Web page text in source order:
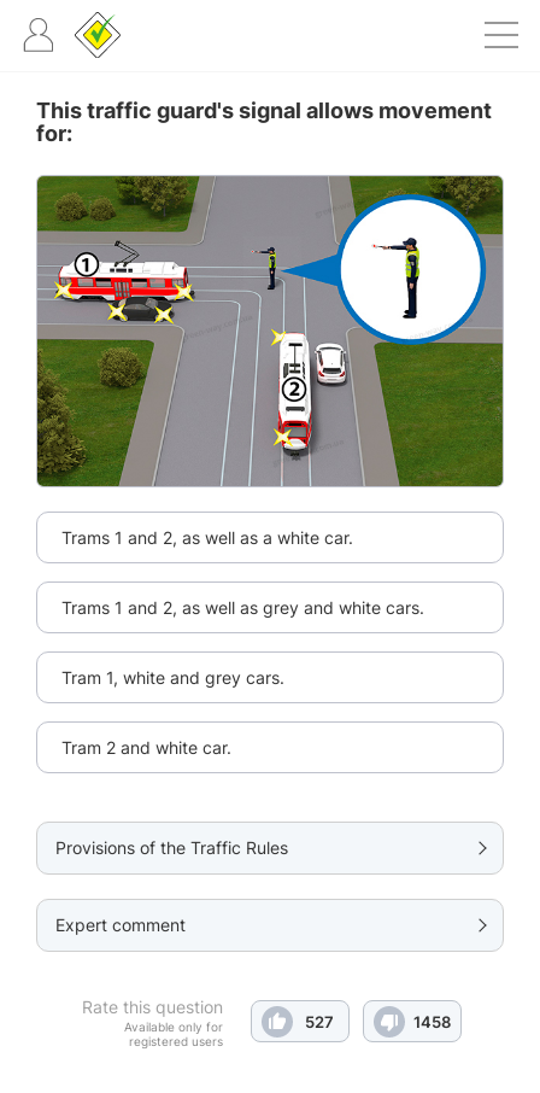
This traffic guard's signal allows movement
for:
Trams 1 and 2, as well as a white car.
Trams 1 and 2, as well as grey and white cars.
Tram 1, white and grey cars.
Tram 2 and white car.
Provisions of the Traffic Rules
Expert comment
Rate this question
Available only for
registered users
527 1458